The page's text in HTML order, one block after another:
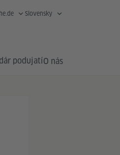
Slovensky
podujatíO nás